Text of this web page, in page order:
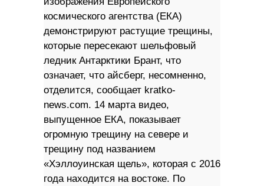
космического агентства (ЕКА)
демонстрируют растущие трещины,
которые пересекают шельфовый
ледник Антарктики Брант, что
означает, что айсберг, несомненно,
отделится, сообщает kratko-
news.com. 14 марта видео,
выпущенное ЕКА, показывает
огромную трещину на севере и
трещину под названием
«Хэллоуинская щель», которая с 2016
года находится на востоке. По